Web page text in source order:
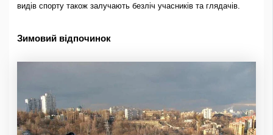
видів спорту також залучають безліч учасників та глядачів.
Зимовий відпочинок